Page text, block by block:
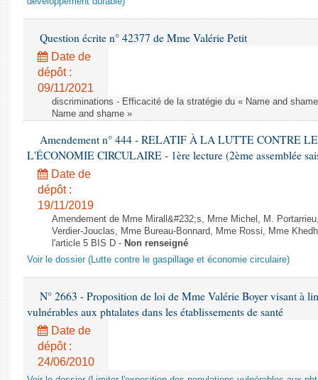
Question écrite n° 42377 de Mme Valérie Petit
Date de
dépôt :
09/11/2021
discriminations - Efficacité de la stratégie du « Name and
Name and shame »
Amendement n° 444 - RELATIF À LA LUTTE CONTRE
L'ÉCONOMIE CIRCULAIRE - 1ère lecture (2ème assemblée
Date de
dépôt :
19/11/2019
Amendement de Mme Mirall&#232;s, Mme Michel, M.
Verdier-Jouclas, Mme Bureau-Bonnard, Mme Rossi, Mme
l'article 5 BIS D - Non renseigné
Voir le dossier (Lutte contre le gaspillage et économie circulaire)
N° 2663 - Proposition de loi de Mme Valérie Boyer visant à
vulnérables aux phtalates dans les établissements de santé
Date de
dépôt :
24/06/2010